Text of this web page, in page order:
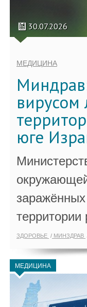
30.07.2026
МЕДИЦИНА
вирусом
юге
территории
ЗДОРОВЬЕ МИНЗДРАВ
МЕДИЦИНА